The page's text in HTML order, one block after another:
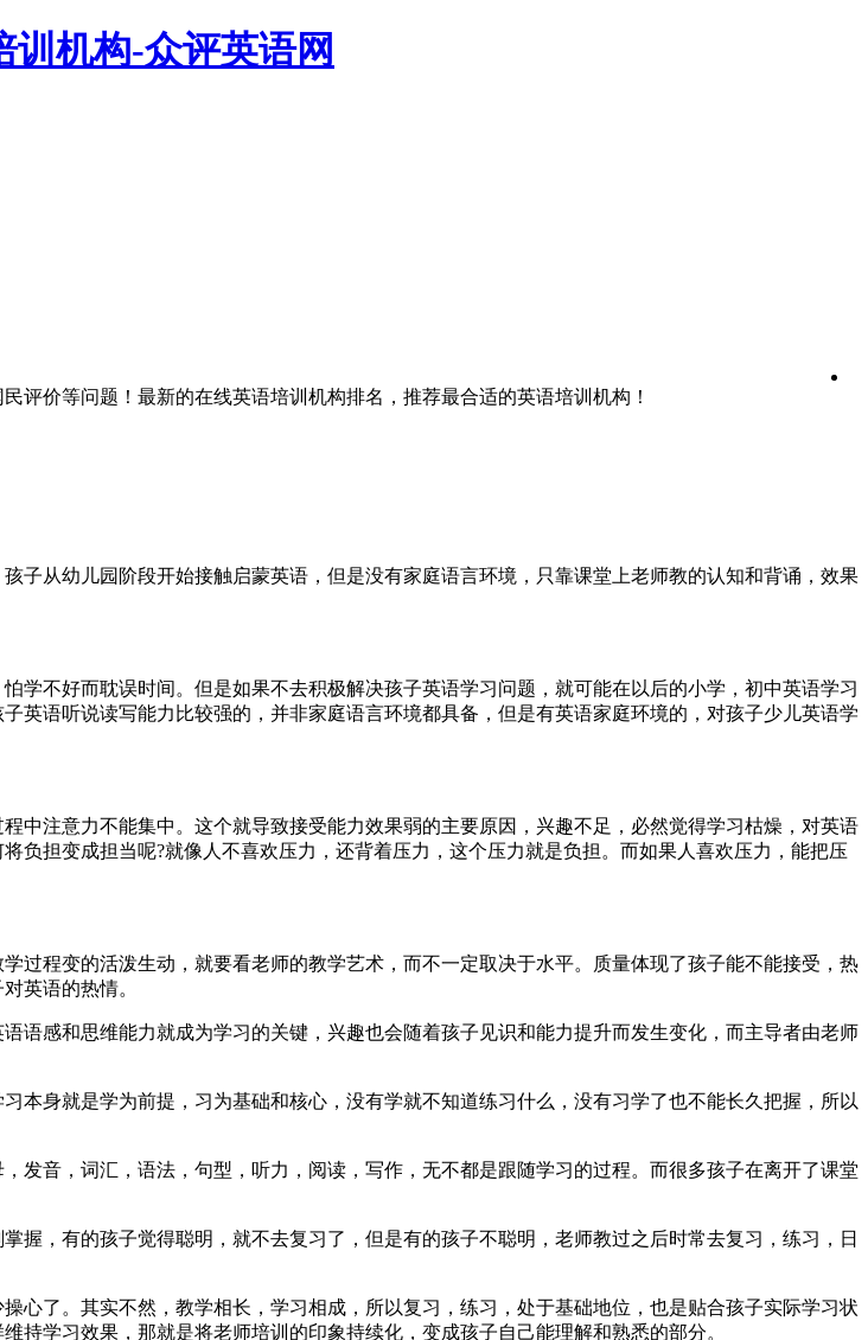
机构-众评英语网
评价等问题！最新的在线英语培训机构排名，推荐最合适的英语培训机构！
子从幼儿园阶段开始接触启蒙英语，但是没有家庭语言环境，只靠课堂上老师教的认知和背诵，效果
学不好而耽误时间。但是如果不去积极解决孩子英语学习问题，就可能在以后的小学，初中英语学习
英语听说读写能力比较强的，并非家庭语言环境都具备，但是有英语家庭环境的，对孩子少儿英语学
中注意力不能集中。这个就导致接受能力效果弱的主要原因，兴趣不足，必然觉得学习枯燥，对英语
负担变成担当呢?就像人不喜欢压力，还背着压力，这个压力就是负担。而如果人喜欢压力，能把压
过程变的活泼生动，就要看老师的教学艺术，而不一定取决于水平。质量体现了孩子能不能接受，热
英语的热情。
语感和思维能力就成为学习的关键，兴趣也会随着孩子见识和能力提升而发生变化，而主导者由老师
本身就是学为前提，习为基础和核心，没有学就不知道练习什么，没有习学了也不能长久把握，所以
发音，词汇，语法，句型，听力，阅读，写作，无不都是跟随学习的过程。而很多孩子在离开了课堂
握，有的孩子觉得聪明，就不去复习了，但是有的孩子不聪明，老师教过之后时常去复习，练习，日
心了。其实不然，教学相长，学习相成，所以复习，练习，处于基础地位，也是贴合孩子实际学习状
学习效果，那就是将老师培训的印象持续化，变成孩子自己能理解和熟悉的部分。